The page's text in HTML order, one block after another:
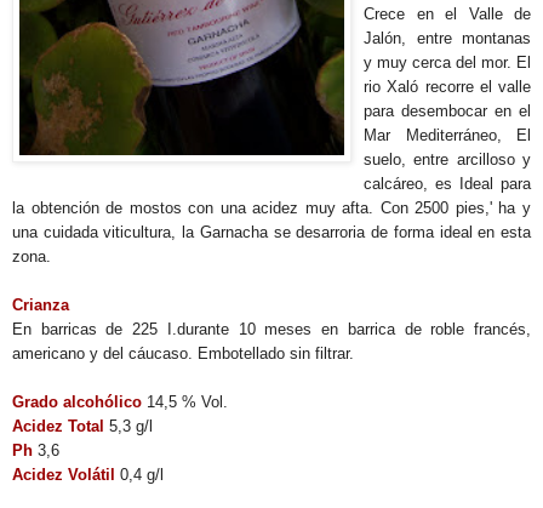
Crece en el Valle de
Jalón, entre montanas
y muy cerca del mor. El
rio Xaló recorre el valle
para desembocar en el
Mar Mediterráneo, El
suelo, entre arcilloso y
calcáreo, es Ideal para
la obtención de mostos con una acidez muy afta. Con 2500 pies,' ha y
una cuidada viticultura, la Garnacha se desarroria de forma ideal en esta
zona.
Crianza
En barricas de 225 I.durante 10 meses en barrica de roble francés,
americano y del cáucaso. Embotellado sin filtrar.
Grado alcohólico 14,5 % Vol.
Acidez Total 5,3 g/l
Ph 3,6
Acidez Volátil 0,4 g/l